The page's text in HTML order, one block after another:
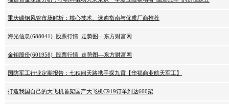
重庆碳钢风管市场解析：核心技术、选购指南与优质厂商推荐
海光信息(688041)_股票行情_走势图—东方财富网
金钼股份(601958)_股票行情_走势图—东方财富网
国防军工行业定期报告：七秩问天路携手探九霄【华福商业航天军工】
打造我国自己的大飞机首架国产大飞机C919订单到达600架